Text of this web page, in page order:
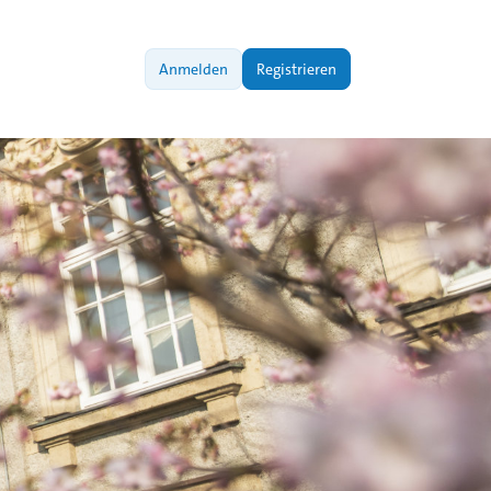
Anmelden Registrieren